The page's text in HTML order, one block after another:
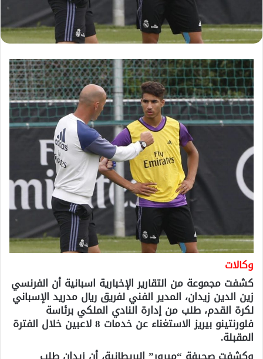
وكالات
كشفت مجموعة من التقارير الإخبارية اسبانية أن الفرنسي
زين الدين زيدان، المدير الفني لفريق ريال مدريد الإسباني
لكرة القدم، طلب من إدارة النادي الملكي برئاسة
فلورنتينو بيريز الاستغناء عن خدمات 8 لاعبين خلال الفترة
المقبلة.